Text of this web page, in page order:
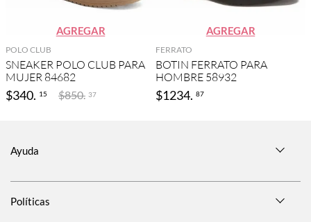
AGREGAR
POLO CLUB
SNEAKER POLO CLUB PARA
MUJER 84682
$340. 15 $850. 37
AGREGAR
FERRATO
BOTIN FERRATO PARA
HOMBRE 58932
$1234. 87
Ayuda
Políticas